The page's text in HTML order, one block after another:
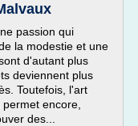
passion qui
la modestie et une
d'autant plus
deviennent plus
Toutefois, l'art
encore,
des...